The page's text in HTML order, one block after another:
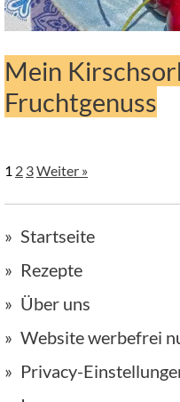
Mein
Fruchtgenuss
1 2 3Weiter »
Startseite
Rezepte
Über uns
Website werbefrei
Privacy-